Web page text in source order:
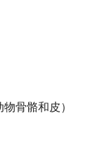
骨骼和皮）